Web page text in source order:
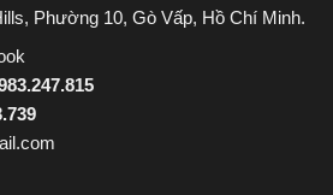
Phường 10, Gò Vấp, Hồ Chí Minh.